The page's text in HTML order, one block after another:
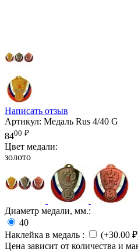
Написать отзыв
Артикул: Медаль Rus 4/40 G
8400 ₽
Цвет медали:
золото
Диаметр медали, мм.:
40
Наклейка в медаль : (+30.00 ₽
Цена зависит от количества и